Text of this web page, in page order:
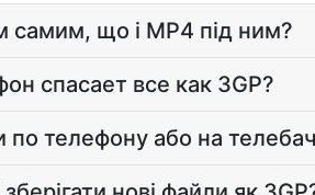
самим, що і MP4 під ним?
спасает все как 3GP?
по телефону або на